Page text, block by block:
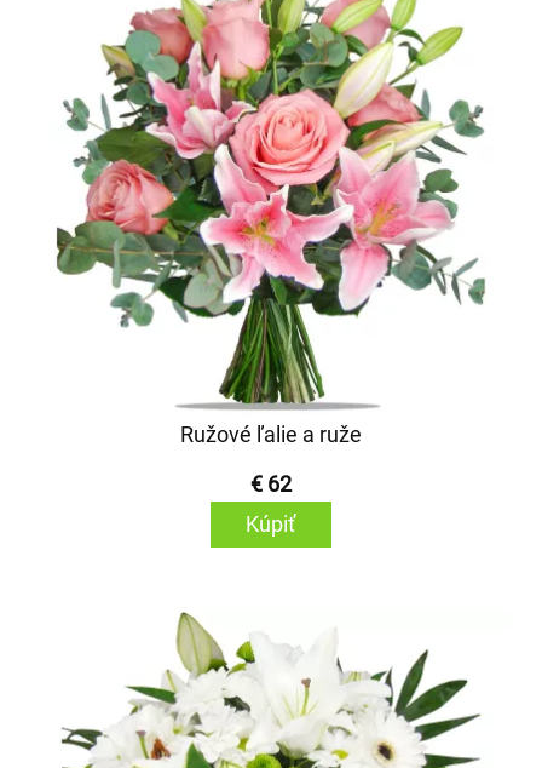
Ružové ľalie a ruže
€ 62
Kúpiť